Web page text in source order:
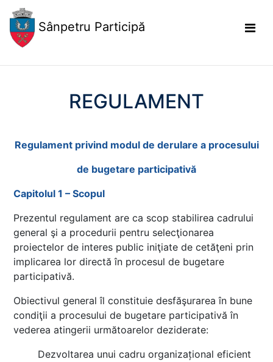
Sânpetru Participă
REGULAMENT
Regulament privind modul de derulare a procesului
de bugetare participativă
Capitolul 1 – Scopul
Prezentul regulament are ca scop stabilirea cadrului
general şi a procedurii pentru selecţionarea
proiectelor de interes public iniţiate de cetăţeni prin
implicarea lor directă în procesul de bugetare
participativă.
Obiectivul general îl constituie desfăşurarea în bune
condiţii a procesului de bugetare participativă în
vederea atingerii următoarelor deziderate:
Dezvoltarea unui cadru organizațional eficient